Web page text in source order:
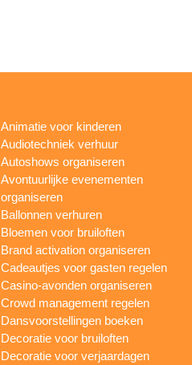
Animatie voor kinderen
Audiotechniek verhuur
Autoshows organiseren
Avontuurlijke evenementen
organiseren
Ballonnen verhuren
Bloemen voor bruiloften
Brand activation organiseren
Cadeautjes voor gasten regelen
Casino-avonden organiseren
Crowd management regelen
Dansvoorstellingen boeken
Decoratie voor bruiloften
Decoratie voor verjaardagen